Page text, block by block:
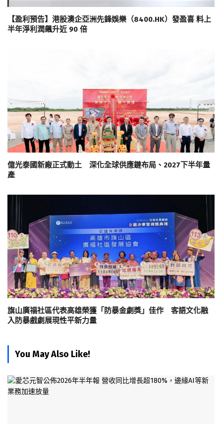
【盈利預告】港股澳企亞洲先鋒娛樂（8400.HK）發盈喜 料上
半年淨利潤飆升近 90 倍
億光泰國新廠正式動土 深化全球供應鏈布局、2027下半年量
產
旗山廣福社區代表高雄榮獲「防暴金劇獎」佳作 客語文化融
入防暴戲劇展現性平新力量
You May Also Like!